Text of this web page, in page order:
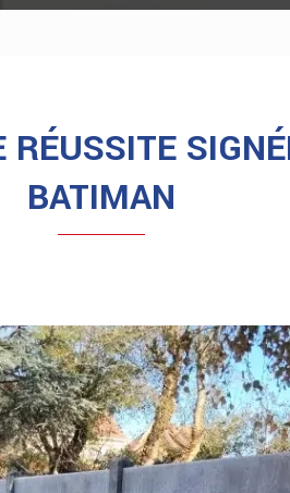
RÉUSSITE
BATIMAN